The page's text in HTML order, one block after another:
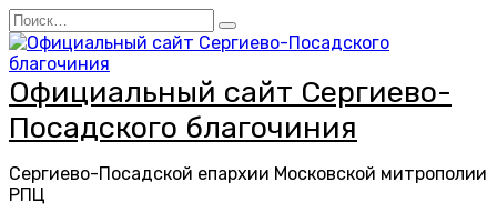
Перейти
к
содержанию
Search
for:
Официальный сайт Сергиево-
Посадского благочиния
Сергиево-Посадской епархии Московской митрополии
РПЦ